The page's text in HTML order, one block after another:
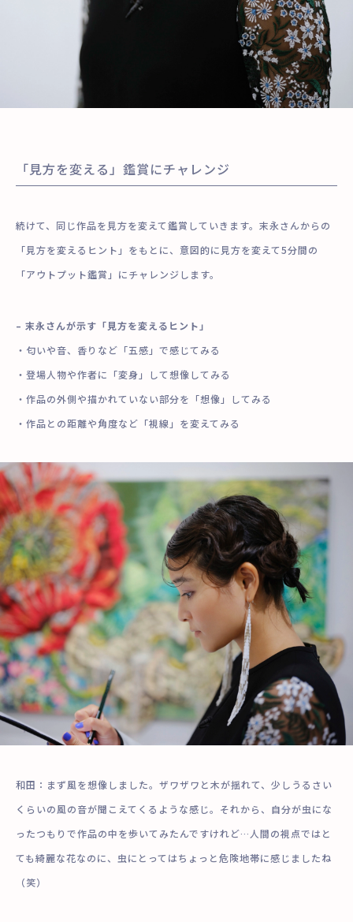
「見方を変える」鑑賞にチャレンジ
続けて、同じ作品を見方を変えて鑑賞していきます。末永さんからの
「見方を変えるヒント」をもとに、意図的に見方を変えて5分間の
「アウトプット鑑賞」にチャレンジします。
– 末永さんが示す「見方を変えるヒント」
・匂いや音、香りなど「五感」で感じてみる
・登場人物や作者に「変身」して想像してみる
・作品の外側や描かれていない部分を「想像」してみる
・作品との距離や角度など「視線」を変えてみる
和田：まず風を想像しました。ザワザワと木が揺れて、少しうるさい
くらいの風の音が聞こえてくるような感じ。それから、自分が虫にな
ったつもりで作品の中を歩いてみたんですけれど…人間の視点ではと
ても綺麗な花なのに、虫にとってはちょっと危険地帯に感じましたね
（笑）